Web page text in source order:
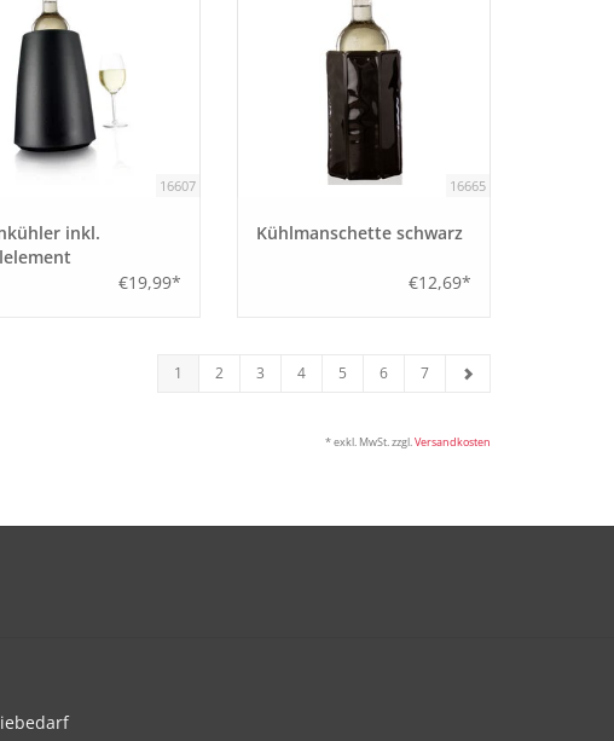
16607
inkl.
€19,99*
16665
Kühlmanschette schwarz
€12,69*
1 2 3 4 5 6 7
* exkl. MwSt. zzgl. Versandkosten